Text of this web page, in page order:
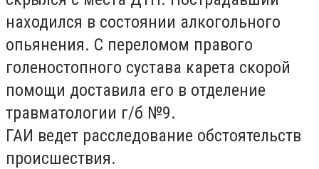
находился в состоянии алкогольного
опьянения. С переломом правого
голеностопного сустава карета скорой
помощи доставила его в отделение
травматологии г/б №9.
ГАИ ведет расследование обстоятельств
происшествия.